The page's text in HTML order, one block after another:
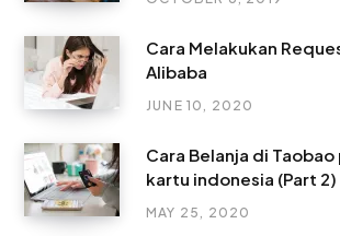
Cara Melakukan
Alibaba
JUNE 10, 2020
Cara Belanja di
kartu indonesia (Part 2)
MAY 25, 2020